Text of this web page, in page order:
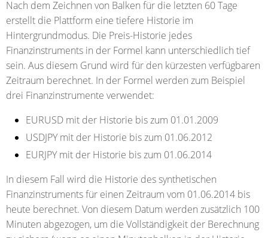
Nach dem Zeichnen von Balken für die letzten 60 Tage
erstellt die Plattform eine tiefere Historie im
Hintergrundmodus. Die Preis-Historie jedes
Finanzinstruments in der Formel kann unterschiedlich tief
sein. Aus diesem Grund wird für den kürzesten verfügbaren
Zeitraum berechnet. In der Formel werden zum Beispiel
drei Finanzinstrumente verwendet:
EURUSD mit der Historie bis zum 01.01.2009
USDJPY mit der Historie bis zum 01.06.2012
EURJPY mit der Historie bis zum 01.06.2014
In diesem Fall wird die Historie des synthetischen
Finanzinstruments für einen Zeitraum vom 01.06.2014 bis
heute berechnet. Von diesem Datum werden zusätzlich 100
Minuten abgezogen, um die Vollständigkeit der Berechnung